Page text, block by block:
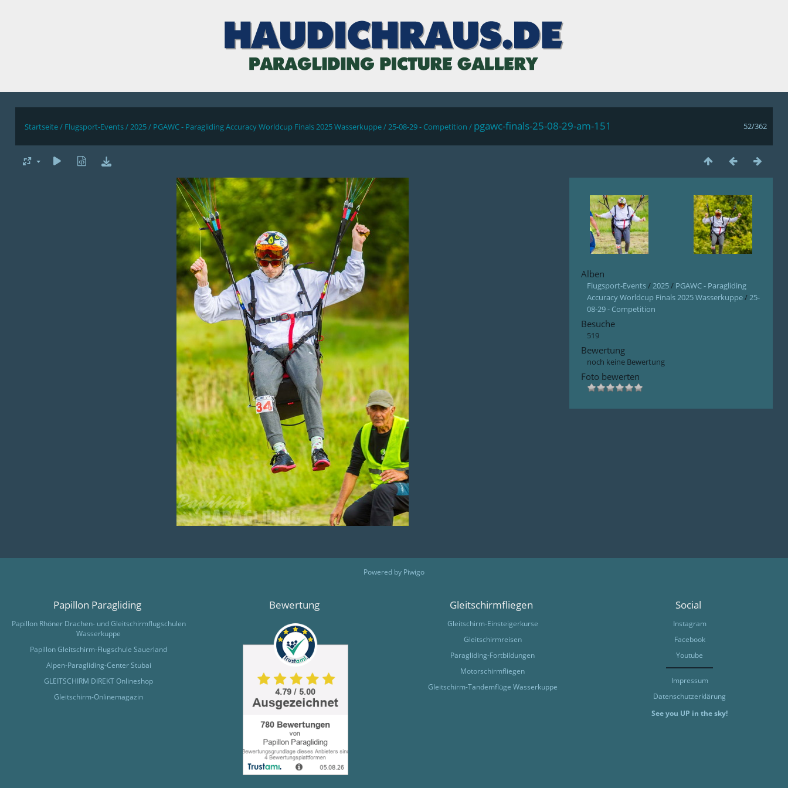
52/362
Startseite/ Flugsport-Events/2025/ PGAWC - Paragliding Accuracy Worldcup Finals 2025 Wasserkuppe/25-08-29 - Competition / pgawc-finals-25-08-29-am-151
Alben
Flugsport-Events/2025/ PGAWC - Paragliding
Accuracy Worldcup Finals 2025 Wasserkuppe/25-
08-29 - Competition
Besuche
519
Bewertung
noch keine Bewertung
Foto bewerten
Powered by Piwigo
Papillon Paragliding
Papillon Rhöner Drachen- und Gleitschirmflugschulen
Wasserkuppe
Papillon Gleitschirm-Flugschule Sauerland
Alpen-Paragliding-Center Stubai
GLEITSCHIRM DIREKT Onlineshop
Gleitschirm-Onlinemagazin
Bewertung Gleitschirmfliegen
Gleitschirm-Einsteigerkurse
Gleitschirmreisen
Paragliding-Fortbildungen
Motorschirmfliegen
Gleitschirm-Tandemflüge Wasserkuppe
Social
Instagram
Facebook
Youtube
Impressum
Datenschutzerklärung
See you UP in the sky!